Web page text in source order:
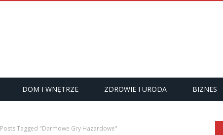
DOM I WNĘTRZE ZDROWIE I URODA BIZNES
Posts Tagged "Darmowe Gry Hazardowe"